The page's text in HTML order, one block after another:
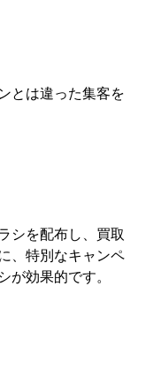
とは違った集客を
シを配布し、買取
、特別なキャンペ
が効果的です。